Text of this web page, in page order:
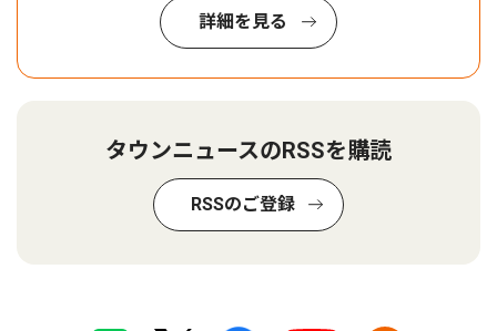
詳細を見る
タウンニュースのRSSを購読
RSSのご登録